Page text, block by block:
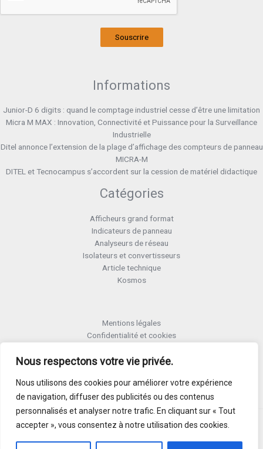
Nous respectons votre vie privée.
Nous utilisons des cookies pour améliorer votre expérience
de navigation, diffuser des publicités ou des contenus
personnalisés et analyser notre trafic. En cliquant sur « Tout
accepter », vous consentez à notre utilisation des cookies.
Souscrire
Informations
Junior-D 6 digits : quand le comptage industriel cesse d’être une limitation
Micra M MAX : Innovation, Connectivité et Puissance pour la Surveillance
Industrielle
Ditel annonce l’extension de la plage d’affichage des compteurs de panneau
MICRA-M
DITEL et Tecnocampus s’accordent sur la cession de matériel didactique
Catégories
Afficheurs grand format
Indicateurs de panneau
Analyseurs de réseau
Isolateurs et convertisseurs
Article technique
Kosmos
Mentions légales
Confidentialité et cookies
Termes et conditions RMA
Activer Garantie
Copyright © 2026